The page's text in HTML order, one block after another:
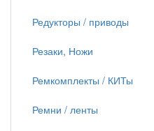
Редукторы / приводы
Резаки, Ножи
Ремкомплекты / КИТы
Ремни / ленты